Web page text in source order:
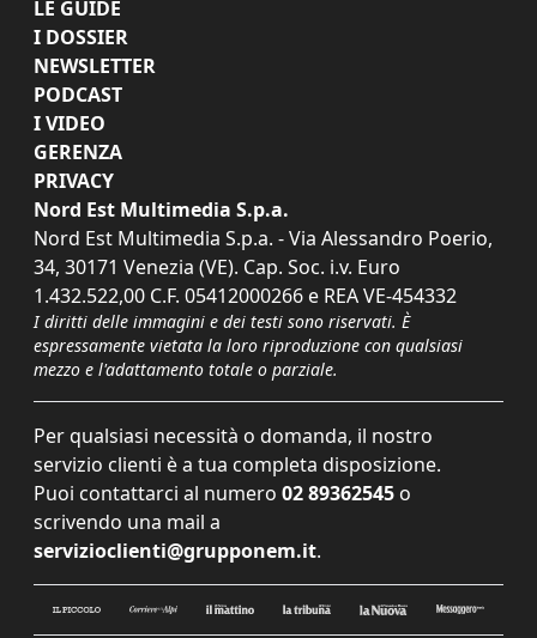
LE GUIDE
I DOSSIER
NEWSLETTER
PODCAST
I VIDEO
GERENZA
PRIVACY
Nord Est Multimedia S.p.a.
Nord Est Multimedia S.p.a. - Via Alessandro Poerio,
34, 30171 Venezia (VE). Cap. Soc. i.v. Euro
1.432.522,00 C.F. 05412000266 e REA VE-454332
I diritti delle immagini e dei testi sono riservati. È
espressamente vietata la loro riproduzione con qualsiasi
mezzo e l'adattamento totale o parziale.
Per qualsiasi necessità o domanda, il nostro
servizio clienti è a tua completa disposizione.
Puoi contattarci al numero 02 89362545 o
scrivendo una mail a
servizioclienti@grupponem.it.